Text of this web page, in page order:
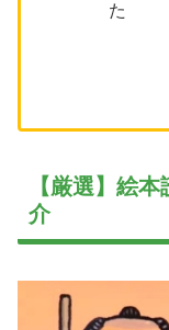
た
【厳選】絵
介